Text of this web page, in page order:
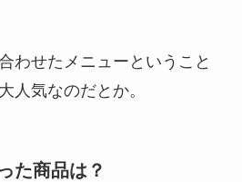
わせたメニューということ
人気なのだとか。
た商品は？